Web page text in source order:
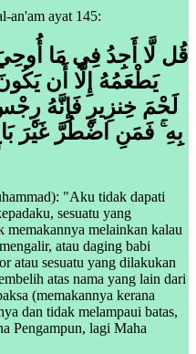
an'am ayat 145:
قُل لَّا أَجِدُ فِي مَا
يَطْعَمُهُ إِلَّا أَن
لَحْمَ خِنزِيرٍ فَإِنَّهُ
بِهِ ۚ فَمَنِ اضْطُرَّ غَيْرَ
"Aku tidak dapati
sesuatu yang
memakannya melainkan kalau
atau daging babi
atau sesuatu yang dilakukan
atas nama yang lain dari
(memakannya kerana
dan tidak melampaui batas,
Pengampun, lagi Maha